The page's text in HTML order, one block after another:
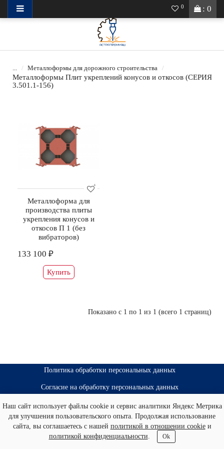
: 0
0
... Металлоформы для дорожного строительства
Металлоформы Плит укреплений конусов и откосов (СЕРИЯ
3.501.1-156)
Металлоформа для
производства плиты
укрепления конусов и
откосов П 1 (без
вибраторов)
133 100 ₽
Купить
Показано с 1 по 1 из 1 (всего 1 страниц)
Политика обработки персональных данных
Согласие на обработку персональных данных
Политика использования файлов cookies
apm16.ru - «АстраПромМаш» © 2026
Создание и продвижение сайтов«Веб Сервис Онлайн»
Наш сайт использует файлы cookie и сервис аналитики Яндекс Метрика
для улучшения пользовательского опыта. Продолжая использование
сайта, вы соглашаетесь с нашей политикой в отношении cookieи
политикой конфиденциальности. Ok